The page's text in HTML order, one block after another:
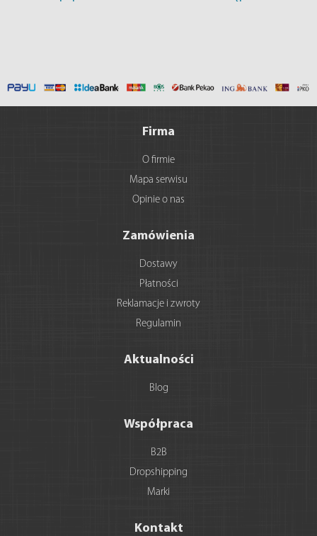
Firma
O firmie
Mapa serwisu
Opinie o nas
Zamówienia
Dostawy
Płatności
Reklamacje i zwroty
Regulamin
Aktualności
Blog
Współpraca
B2B
Dropshipping
Marki
Kontakt